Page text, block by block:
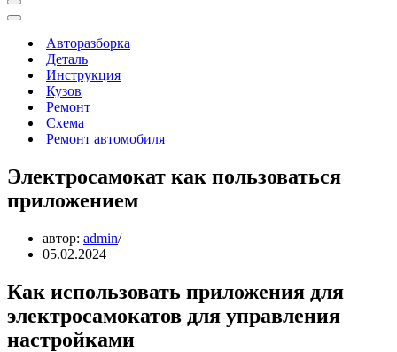
Меню
навигации
Меню
навигацииАвторазборка
Деталь
Инструкция
Кузов
Ремонт
Схема
Ремонт автомобиля
Электросамокат как пользоваться
приложением
автор: admin
05.02.2024
Как использовать приложения для
электросамокатов для управления
настройками